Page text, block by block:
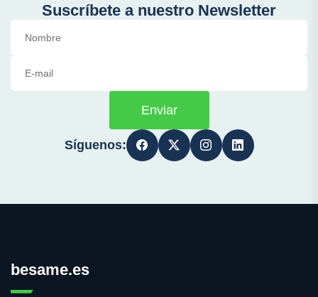
Suscríbete a nuestro Newsletter
Enviar
Síguenos:
besame.es